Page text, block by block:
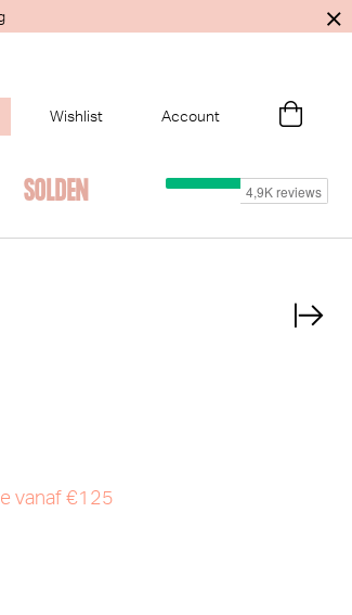
Wishlist Account
SOLDEN
vanaf €125